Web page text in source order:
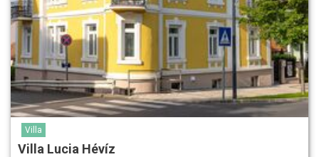
Villa
Villa Lucia Hévíz